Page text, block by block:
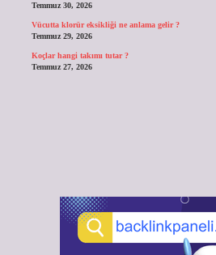
Temmuz 30, 2026
Vücutta klorür eksikliği ne anlama gelir ?
Temmuz 29, 2026
Koçlar hangi takımı tutar ?
Temmuz 27, 2026